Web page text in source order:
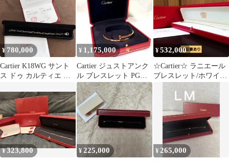
¥ 780,000
Cartier K18WG サント
ス ドゥ カルティエ チ
¥ 1,175,000
Cartier ジュストアンク
ル ブレスレット PG
18K クラシック LM
¥532,000
☆Cartier☆ ラニエール
ブレスレット/ホワイト
¥323,800 ¥225,000 ¥ 265,000